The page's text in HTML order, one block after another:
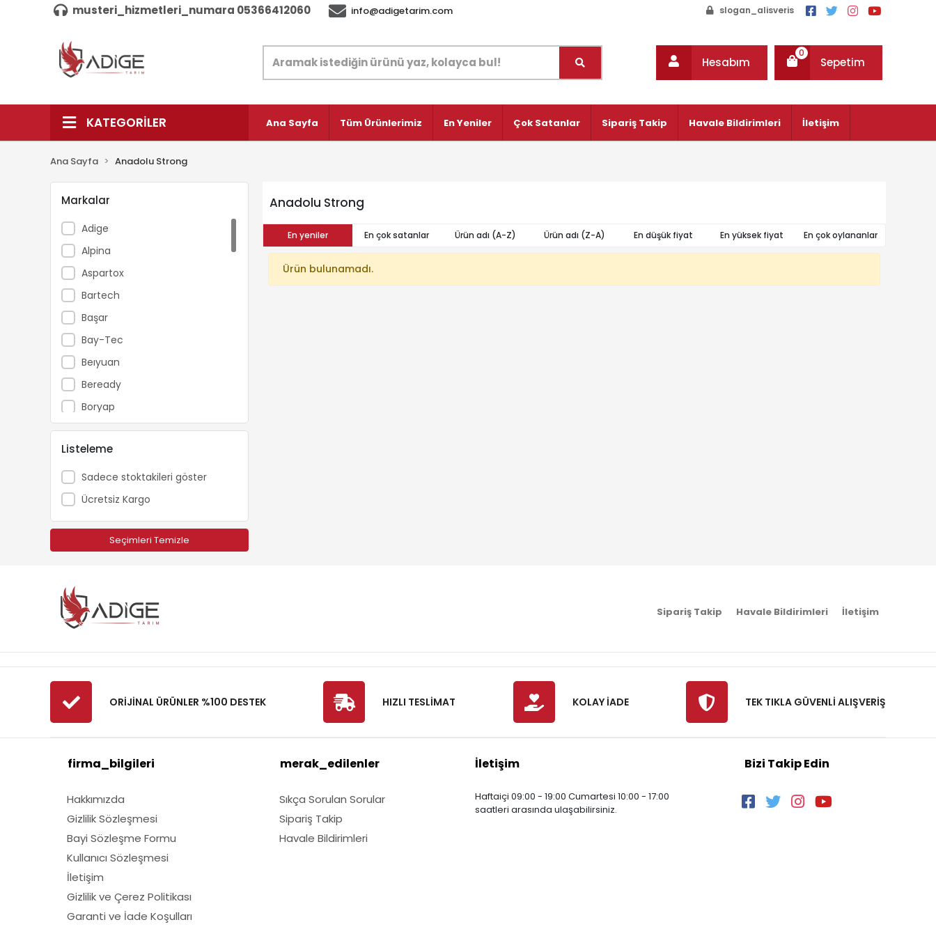
musteri_hizmetleri_numara 05366412060 info@adigetarim.com slogan_alisveris
Hesabım Sepetim
0
KATEGORİLER Ana Sayfa Tüm Ürünlerimiz En Yeniler Çok Satanlar Sipariş Takip Havale Bildirimleri İletişim
Ana Sayfa Anadolu Strong
Markalar
Adige
Alpina
Aspartox
Bartech
Başar
Bay-Tec
Beıyuan
Beready
Boryap
Brofar
Bursa Tohum
Carlton
Catpower
Cifarelli
Dakkin
Energy
Fibrodem
First
Fırtına
Fıskars
GMT
Husqvarna
Lubex
Marmara
Nylgrass
Oleomac
Listeleme
Sadece stoktakileri göster
Ücretsiz Kargo
Seçimleri Temizle
Anadolu Strong
En yeniler En çok satanlar Ürün adı (A-Z) Ürün adı (Z-A) En düşük fiyat En yüksek fiyat En çok oylananlar
Ürün bulunamadı.
Sipariş Takip Havale Bildirimleri İletişim
ORİJİNAL ÜRÜNLER %100 DESTEK HIZLI TESLİMAT KOLAY İADE TEK TIKLA GÜVENLİ ALIŞVERİŞ
firma_bilgileri
Hakkımızda
Gizlilik Sözleşmesi
Bayi Sözleşme Formu
Kullanıcı Sözleşmesi
İletişim
Gizlilik ve Çerez Politikası
Garanti ve İade Koşulları
merak_edilenler
Sıkça Sorulan Sorular
Sipariş Takip
Havale Bildirimleri
İletişim
Haftaiçi 09:00 - 19:00 Cumartesi 10:00 - 17:00
saatleri arasında ulaşabilirsiniz.
Bizi Takip Edin